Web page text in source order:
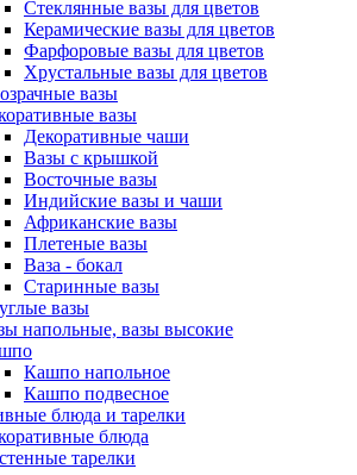
Стеклянные вазы для цветов
Керамические вазы для цветов
Фарфоровые вазы для цветов
Хрустальные вазы для цветов
вазы
вазы
Декоративные чаши
Вазы с крышкой
Восточные вазы
Индийские вазы и чаши
Африканские вазы
Плетеные вазы
Ваза - бокал
Старинные вазы
вазы
напольные, вазы высокие
Кашпо напольное
Кашпо подвесное
блюда и тарелки
блюда
тарелки